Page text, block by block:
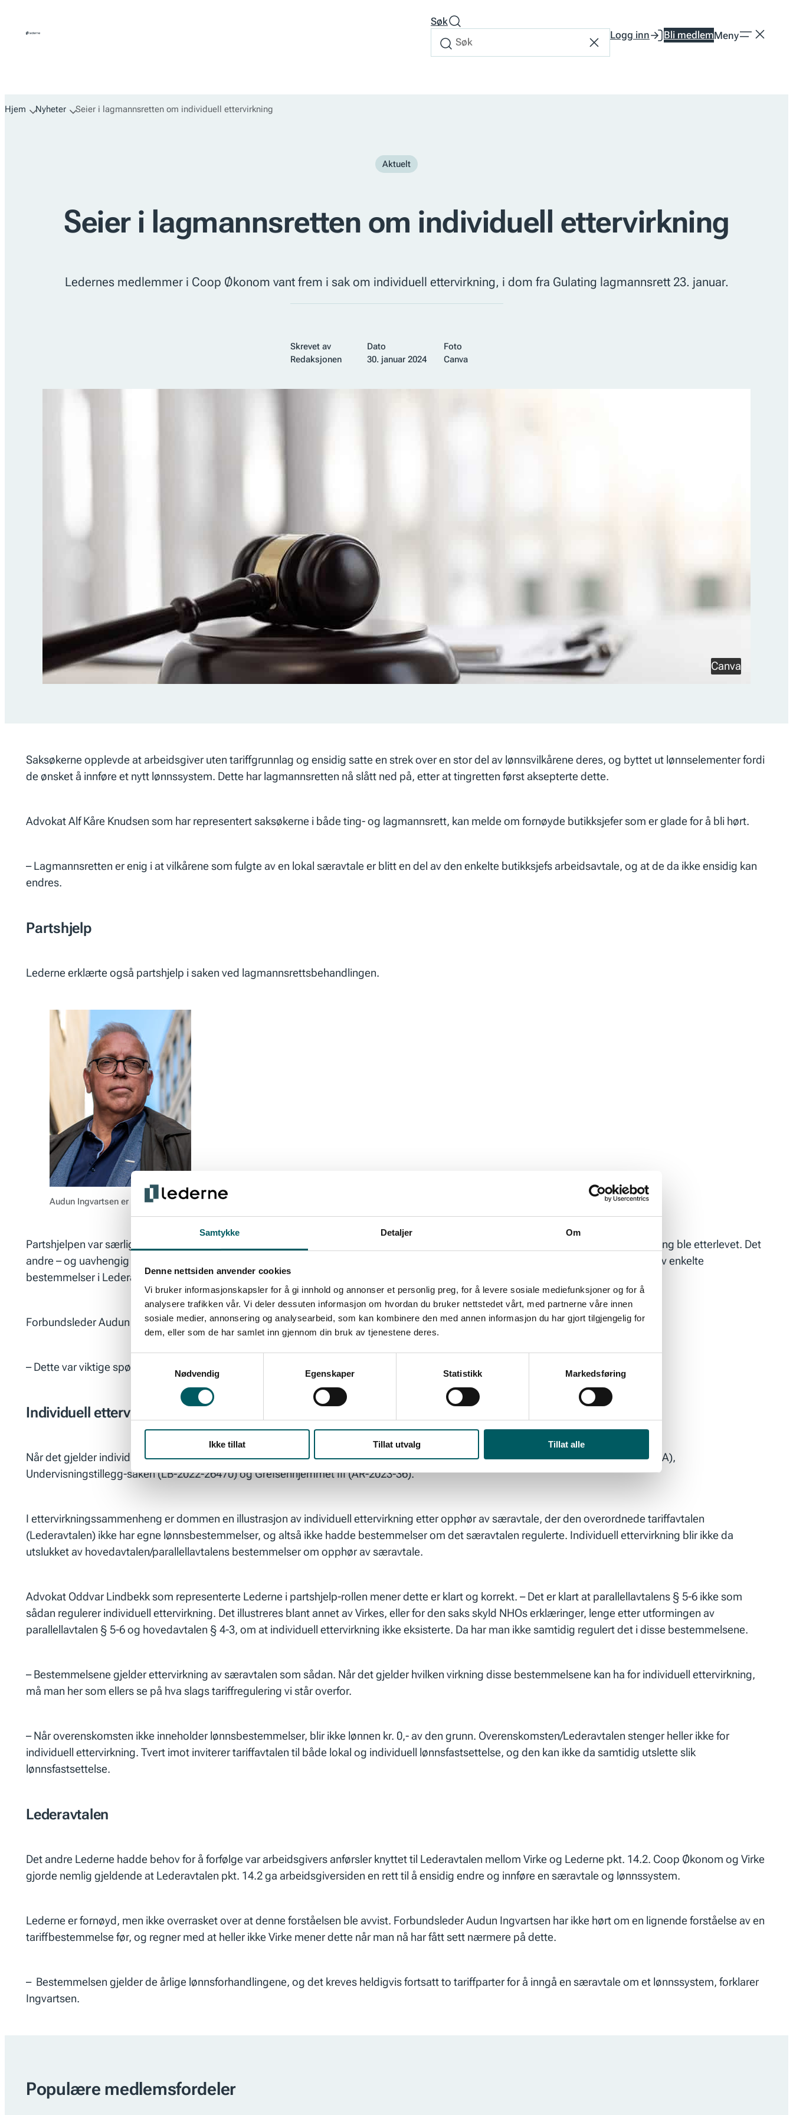
Samtykke Detaljer Om
Denne nettsiden anvender cookies
Vi bruker informasjonskapsler for å gi innhold og annonser et personlig preg, for å levere sosiale mediefunksjoner og for å
analysere trafikken vår. Vi deler dessuten informasjon om hvordan du bruker nettstedet vårt, med partnerne våre innen
sosiale medier, annonsering og analysearbeid, som kan kombinere den med annen informasjon du har gjort tilgjengelig for
dem, eller som de har samlet inn gjennom din bruk av tjenestene deres.
Nødvendig
Egenskaper Statistikk Markedsføring
Ikke tillat Tillat utvalg Tillat alle
Søk
Søk
Søk
etter
TilbakestillLogg inn Bli medlemMeny
Hjem Nyheter Seier i lagmannsretten om individuell ettervirkning
Aktuelt
Seier i lagmannsretten om individuell ettervirkning
Ledernes medlemmer i Coop Økonom vant frem i sak om individuell ettervirkning, i dom fra Gulating lagmannsrett 23. januar.
Skrevet av
Redaksjonen
Dato
30. januar 2024
Foto
Canva
Canva
Saksøkerne opplevde at arbeidsgiver uten tariffgrunnlag og ensidig satte en strek over en stor del av lønnsvilkårene deres, og byttet ut lønnselementer fordi
de ønsket å innføre et nytt lønnssystem. Dette har lagmannsretten nå slått ned på, etter at tingretten først aksepterte dette.
Advokat Alf Kåre Knudsen som har representert saksøkerne i både ting- og lagmannsrett, kan melde om fornøyde butikksjefer som er glade for å bli hørt.
– Lagmannsretten er enig i at vilkårene som fulgte av en lokal særavtale er blitt en del av den enkelte butikksjefs arbeidsavtale, og at de da ikke ensidig kan
endres.
Partshjelp
Lederne erklærte også partshjelp i saken ved lagmannsrettsbehandlingen.
Audun Ingvartsen er forbundsleder i Lederne.
Partshjelpen var særlig begrunnet i to forhold. Det ene var ønsket om å sikre at de rettslige avklaringene knyttet til individuell ettervirkning ble etterlevet. Det
andre – og uavhengig av ettervirkning – var behovet for å ta til motmæle mot Coop Økonom og Virkes anførsler knyttet til forståelsen av enkelte
bestemmelser i Lederavtalen.
Forbundsleder Audun Ingvartsen er veldig fornøyd med at Lederne erklærte partshjelp og ble hørt på begge disse punktene.
– Dette var viktige spørsmål for oss, som vi er veldig glade for å ha fått medhold i, sier forbundsleder Ingvartsen.
Individuell ettervirkning
Når det gjelder individuell ettervirkning følger lagmannsretten i «Coop-saken» opp avklaringene fra Grefsenhjemmet II (HR-2021-1193-A),
Undervisningstillegg-saken (LB-2022-26470) og Grefsenhjemmet III (AR-2023-36).
I ettervirkningssammenheng er dommen en illustrasjon av individuell ettervirkning etter opphør av særavtale, der den overordnede tariffavtalen
(Lederavtalen) ikke har egne lønnsbestemmelser, og altså ikke hadde bestemmelser om det særavtalen regulerte. Individuell ettervirkning blir ikke da
utslukket av hovedavtalen/parallellavtalens bestemmelser om opphør av særavtale.
Advokat Oddvar Lindbekk som representerte Lederne i partshjelp-rollen mener dette er klart og korrekt. – Det er klart at parallellavtalens § 5-6 ikke som
sådan regulerer individuell ettervirkning. Det illustreres blant annet av Virkes, eller for den saks skyld NHOs erklæringer, lenge etter utformingen av
parallellavtalen § 5-6 og hovedavtalen § 4-3, om at individuell ettervirkning ikke eksisterte. Da har man ikke samtidig regulert det i disse bestemmelsene.
– Bestemmelsene gjelder ettervirkning av særavtalen som sådan. Når det gjelder hvilken virkning disse bestemmelsene kan ha for individuell ettervirkning,
må man her som ellers se på hva slags tariffregulering vi står overfor.
– Når overenskomsten ikke inneholder lønnsbestemmelser, blir ikke lønnen kr. 0,- av den grunn. Overenskomsten/Lederavtalen stenger heller ikke for
individuell ettervirkning. Tvert imot inviterer tariffavtalen til både lokal og individuell lønnsfastsettelse, og den kan ikke da samtidig utslette slik
lønnsfastsettelse.
Lederavtalen
Det andre Lederne hadde behov for å forfølge var arbeidsgivers anførsler knyttet til Lederavtalen mellom Virke og Lederne pkt. 14.2. Coop Økonom og Virke
gjorde nemlig gjeldende at Lederavtalen pkt. 14.2 ga arbeidsgiversiden en rett til å ensidig endre og innføre en særavtale og lønnssystem.
Lederne er fornøyd, men ikke overrasket over at denne forståelsen ble avvist. Forbundsleder Audun Ingvartsen har ikke hørt om en lignende forståelse av en
tariffbestemmelse før, og regner med at heller ikke Virke mener dette når man nå har fått sett nærmere på dette.
– Bestemmelsen gjelder de årlige lønnsforhandlingene, og det kreves heldigvis fortsatt to tariffparter for å inngå en særavtale om et lønnssystem, forklarer
Ingvartsen.
Populære medlemsfordeler